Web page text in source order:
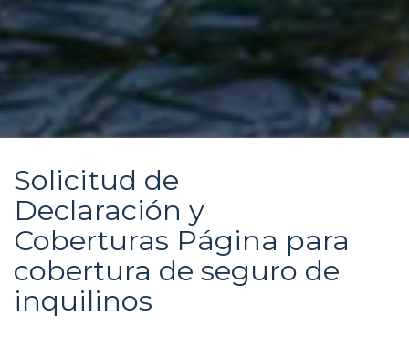
Solicitud de
Declaración y
Coberturas Página para
cobertura de seguro de
inquilinos